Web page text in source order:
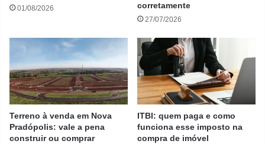
01/08/2026
corretamente
27/07/2026
Terreno à venda em Nova
Pradópolis: vale a pena
construir ou comprar
ITBI: quem paga e como
funciona esse imposto na
compra de imóvel